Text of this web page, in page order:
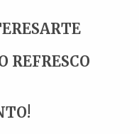
REFRESCO